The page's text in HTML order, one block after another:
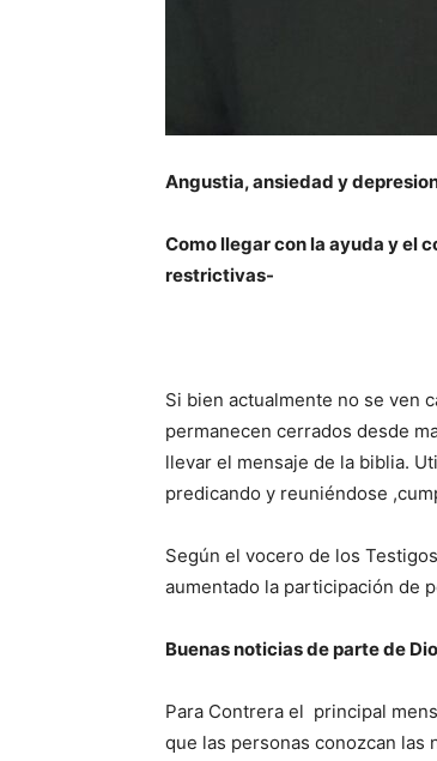
Angustia, ansiedad y
Como llegar con la ayuda y el
restrictivas-
Si bien actualmente no se ven
permanecen cerrados desde
llevar el mensaje de la biblia.
predicando y reuniéndose
Según el vocero de los
aumentado la participación de
Buenas noticias de parte de
Para Contrera el principal
que las personas conozcan las